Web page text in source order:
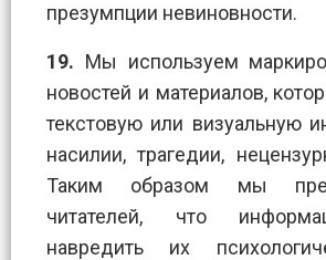
презумпции невиновности.
19. Мы используем
новостей и материалов,
текстовую или визуальную
насилии, трагедии,
Таким образом мы
читателей, что
навредить их